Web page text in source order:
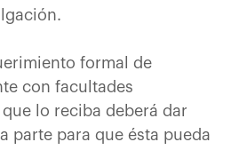
formal de
con facultades
lo reciba deberá dar
parte para que ésta pueda